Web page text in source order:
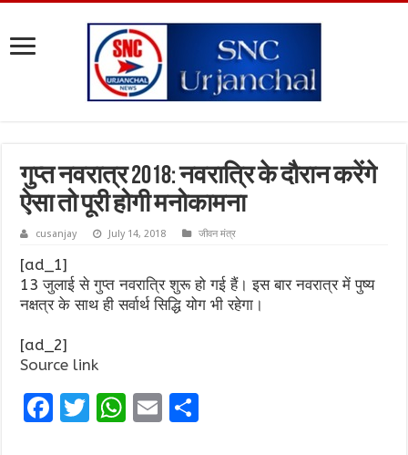
गुप्त नवरात्र 2018: नवरात्रि के दौरान करेंगे
ऐसा तो पूरी होगी मनोकामना
cusanjay July 14, 2018 जीवन मंत्र
[ad_1]
13 जुलाई से गुप्त नवरात्रि शुरू हो गई हैं। इस बार नवरात्र में पुष्य
नक्षत्र के साथ ही सर्वार्थ सिद्धि योग भी रहेगा।
[ad_2]
Source link
F
T
W E